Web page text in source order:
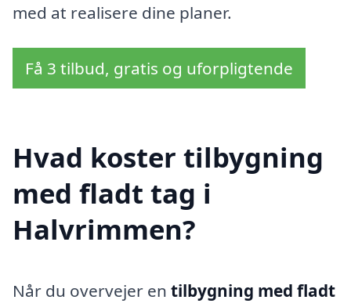
med at realisere dine planer.
Få 3 tilbud, gratis og uforpligtende
Hvad koster tilbygning
med fladt tag i
Halvrimmen?
Når du overvejer en tilbygning med fladt